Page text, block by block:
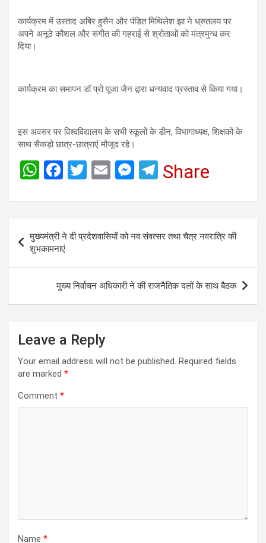
कार्यक्रम में उस्ताद अबिर हुसैन और पंडित मिथिलेश झा ने ध्रुतलय पर
अपने अनूठे कौशल और संगीत की गहराई से श्रोताओं को मंत्रमुग्ध कर
दिया।
कार्यक्रम का समापन डॉ प्रो पूजा जैन द्वारा धन्यवाद प्रस्ताव से किया गया।
इस अवसर पर विश्वविद्यालय के सभी स्कूलों के डीन, विभागाध्यक्ष, शिक्षकों के
साथ सैकड़ो छात्र-छात्राएं मौजूद रहे।
W
at
s
A
p
F
ce
b
o
o
k
T
tt
er
E
ail
M
se
g
er
T
e
a
m
Share
navigation
मुख्यमंत्री ने दी प्रदेशवासियों को नव संवत्सर तथा चैत्र नवरात्रि की
शुभकामनाएं
मुख्य निर्वाचन अधिकारी ने की राजनैतिक दलों के साथ बैठक
Leave a Reply
Your email address will not be published. Required fields
are marked *
Comment *
Name *